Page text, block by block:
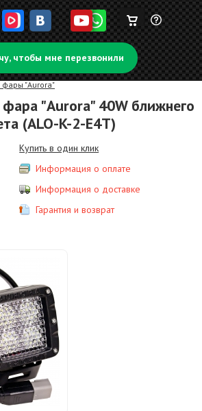
Задать
вопрос
Корзина
пуста
чтобы мне перезвонили
"Aurora"
"Aurora" 40W ближнего
(ALO-K-2-E4T)
Купить в один клик
Информация о оплате
Информация о доставке
Гарантия и возврат